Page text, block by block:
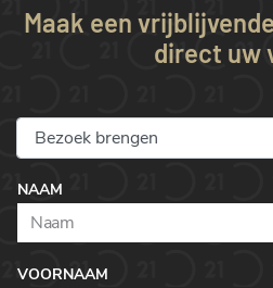
Maak een
direct uw
NAAM
VOORNAAM